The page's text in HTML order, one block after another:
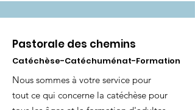
Pastorale des chemins
Catéchèse-Catéchuménat-Formation
Nous sommes à votre service pour
tout ce qui concerne la catéchèse pour